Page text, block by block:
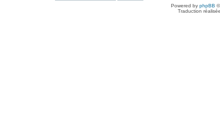
Powered by phpBB
Traduction